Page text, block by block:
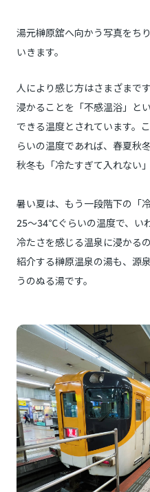
湯元榊原舘へ向かう写真をち
いきます。
人により感じ方はさまざまで
浸かることを「不感温浴」と
できる温度とされています。
らいの温度であれば、春夏秋
秋冬も「冷たすぎて入れない
暑い夏は、もう一段階下の「
25〜34℃ぐらいの温度で、い
冷たさを感じる温泉に浸かる
紹介する榊原温泉の湯も、源
うのぬる湯です。